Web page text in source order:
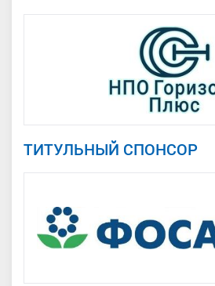
ТИТУЛЬНЫЙ СПОНСОР